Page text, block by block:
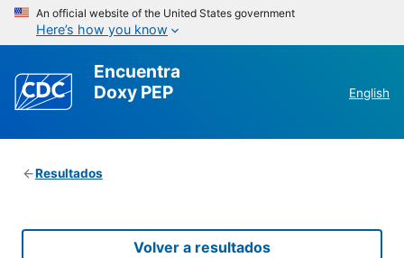
An official website of the United States government
Here’s how you know
Encuentra
Doxy PEP
English
Resultados
Volver a resultados